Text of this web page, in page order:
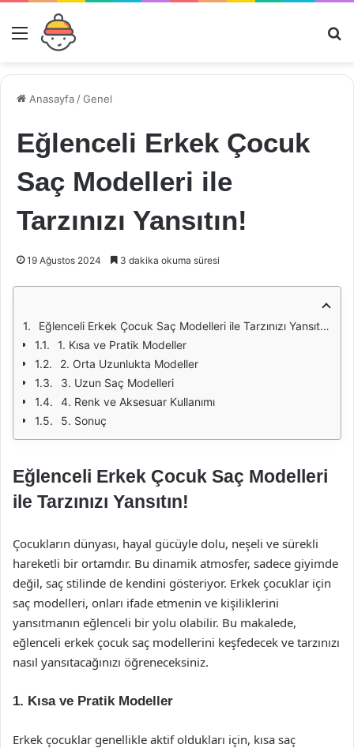
Menü
Anasayfa /Genel
Eğlenceli Erkek Çocuk
Saç Modelleri ile
Tarzınızı Yansıtın!
19 Ağustos 2024 3 dakika okuma süresi
Eğlenceli Erkek Çocuk Saç Modelleri ile Tarzınızı Yansıtın!
1. Kısa ve Pratik Modeller
2. Orta Uzunlukta Modeller
3. Uzun Saç Modelleri
4. Renk ve Aksesuar Kullanımı
5. Sonuç
Eğlenceli Erkek Çocuk Saç Modelleri
ile Tarzınızı Yansıtın!
Çocukların dünyası, hayal gücüyle dolu, neşeli ve sürekli
hareketli bir ortamdır. Bu dinamik atmosfer, sadece giyimde
değil, saç stilinde de kendini gösteriyor. Erkek çocuklar için
saç modelleri, onları ifade etmenin ve kişiliklerini
yansıtmanın eğlenceli bir yolu olabilir. Bu makalede,
eğlenceli erkek çocuk saç modellerini keşfedecek ve tarzınızı
nasıl yansıtacağınızı öğreneceksiniz.
1. Kısa ve Pratik Modeller
Erkek çocuklar genellikle aktif oldukları için, kısa saç